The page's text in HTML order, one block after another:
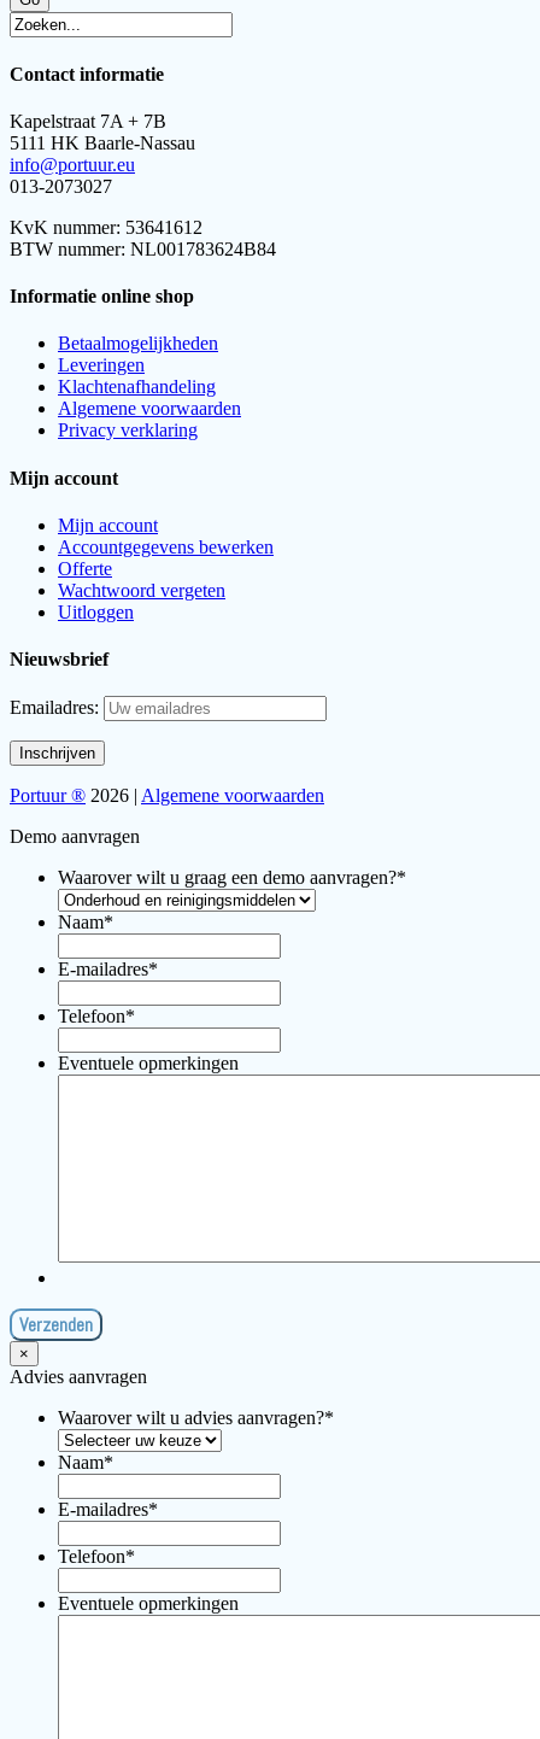
Contact informatie
Kapelstraat 7A + 7B
5111 HK Baarle-Nassau
info@portuur.eu
013-2073027
KvK nummer: 53641612
BTW nummer: NL001783624B84
Informatie online shop
Betaalmogelijkheden
Leveringen
Klachtenafhandeling
Algemene voorwaarden
Privacy verklaring
Mijn account
Mijn account
Accountgegevens bewerken
Offerte
Wachtwoord vergeten
Uitloggen
Nieuwsbrief
Emailadres:
Portuur ® 2026 | Algemene voorwaarden
Demo aanvragen
Waarover wilt u graag een demo aanvragen?*
Naam*
E-mailadres*
Telefoon*
Eventuele opmerkingen
×
Advies aanvragen
Waarover wilt u advies aanvragen?*
Naam*
E-mailadres*
Telefoon*
Eventuele opmerkingen